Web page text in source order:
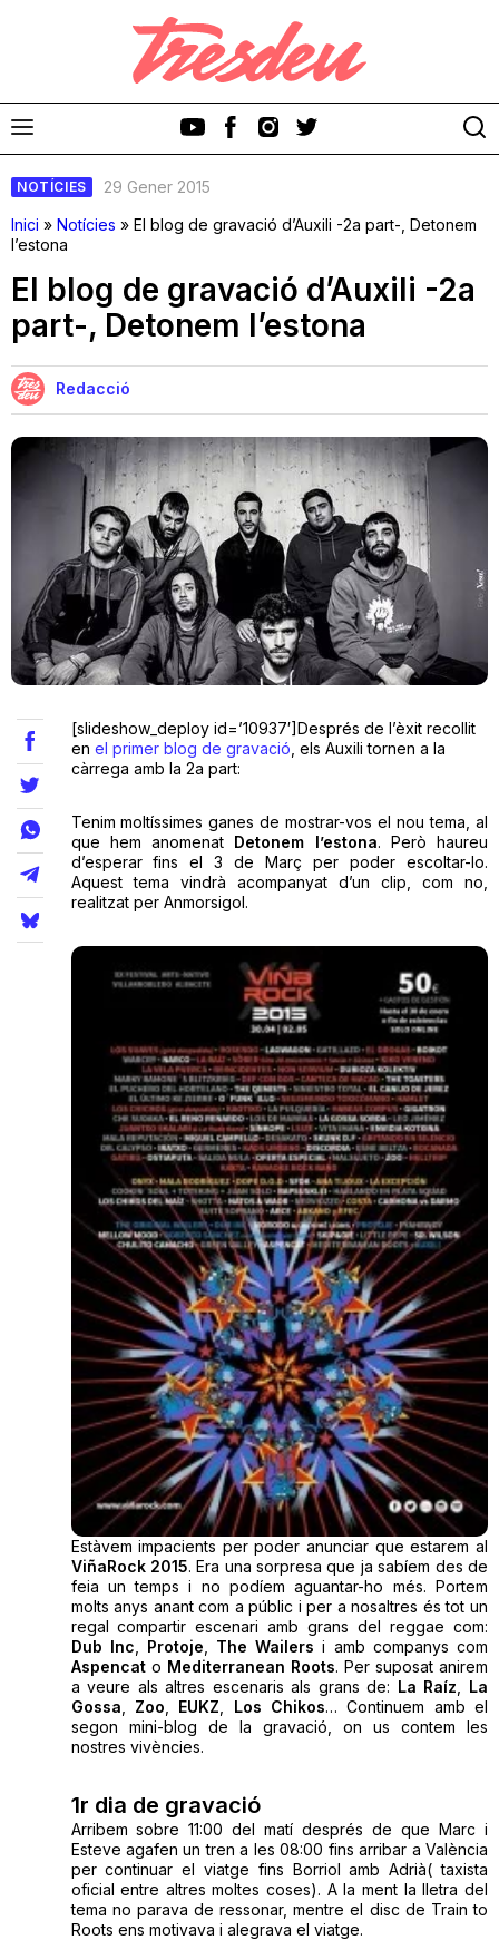
Discos
Videoclips
Cinema i Televisió
Festivals
Teatre
Internet
Opinió
Llibres
La Llista
Llocs
NOTÍCIES
29 Gener 2015
Inici » Notícies » El blog de gravació d’Auxili -2a part-, Detonem
l’estona
El blog de gravació d’Auxili -2a
part-, Detonem l’estona
Redacció
[slideshow_deploy id=’10937′]Després de l’èxit recollit
en el primer blog de gravació , els Auxili tornen a la
càrrega amb la 2a part:
Tenim moltíssimes ganes de mostrar-vos el nou tema, al
que hem anomenat Detonem l’estona. Però haureu
d’esperar fins el 3 de Març per poder escoltar-lo.
Aquest tema vindrà acompanyat d’un clip, com no,
realitzat per Anmorsigol.
Estàvem impacients per poder anunciar que estarem al
ViñaRock 2015. Era una sorpresa que ja sabíem des de
feia un temps i no podíem aguantar-ho més. Portem
molts anys anant com a públic i per a nosaltres és tot un
regal compartir escenari amb grans del reggae com:
Dub Inc
Protoje The Wailers i amb companys com
Aspencato Mediterranean Roots. Per suposat anirem
a veure als altres escenaris als grans de: La Raíz
La
Gossa
Zoo EUKZ Los Chikos… Continuem amb el
segon mini-blog de la gravació, on us contem les
nostres vivències.
1r dia de gravació
Arribem sobre 11:00 del matí després de que Marc i
Esteve agafen un tren a les 08:00 fins arribar a València
per continuar el viatge fins Borriol amb Adrià( taxista
oficial entre altres moltes coses). A la ment la lletra del
tema no parava de ressonar, mentre el disc de Train to
Roots ens motivava i alegrava el viatge.